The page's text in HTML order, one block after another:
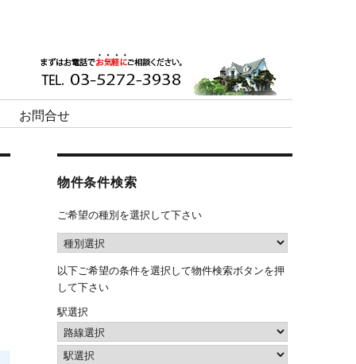
お問合せ
物件条件検索
ご希望の種別を選択して下さい
以下ご希望の条件を選択して物件検索ボタンを押
して下さい
駅選択